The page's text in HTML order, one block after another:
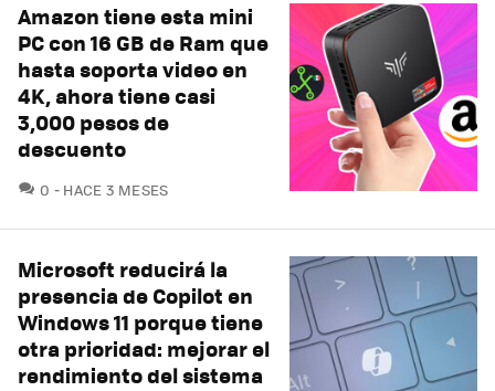
Amazon tiene esta mini
PC con 16 GB de Ram que
hasta soporta video en
4K, ahora tiene casi
3,000 pesos de
descuento
0 COMENTARIOS
HACE 3 MESES
Microsoft reducirá la
presencia de Copilot en
Windows 11 porque tiene
otra prioridad: mejorar el
rendimiento del sistema